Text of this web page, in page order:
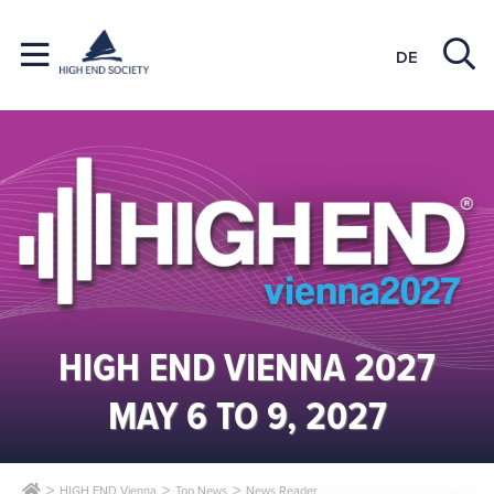
DE
HIGH END VIENNA 2027
MAY 6 TO 9, 2027
HIGH END Vienna Top News News Reader